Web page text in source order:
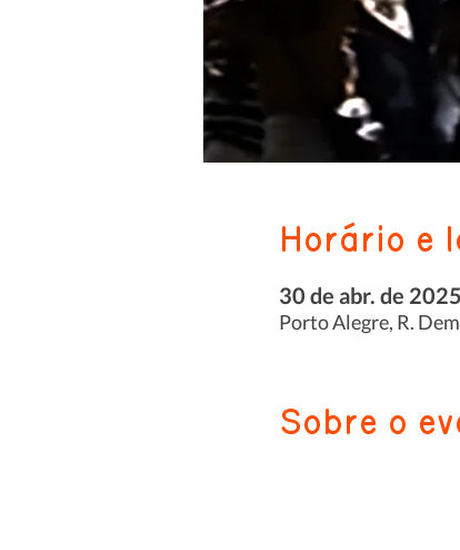
Horário e
30 de abr. de
Porto Alegre, R.
Sobre o